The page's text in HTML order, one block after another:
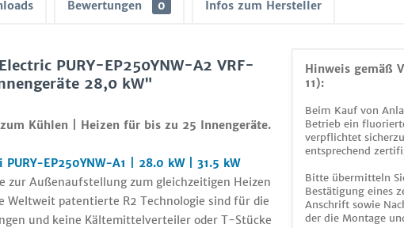
Bewertungen 0 Infos zum Hersteller
Hinweis gemäß
11):
Beim Kauf von
Betrieb ein
verpflichtet
entsprechend
Bitte übermitteln
Bestätigung eines
Anschrift sowie
der die Montage
PURY-EP250YNW-A2 VRF-
28,0 kW"
Kühlen | Heizen für bis zu 25 Innengeräte.
EP250YNW-A1 | 28.0 kW | 31.5 kW
Außenaufstellung zum gleichzeitigen Heizen
Weltweit patentierte R2 Technologie sind für die
und keine Kältemittelverteiler oder T-Stücke